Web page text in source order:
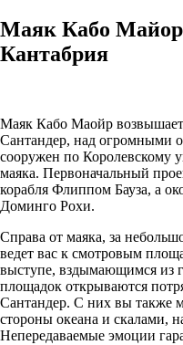
Маяк Кабо
Кантабрия
Маяк Кабо Маойр
Сантандер, над огромными
сооружен по Королевскому
маяка. Первоначальный
корабля Флиппом Бауза, а
Доминго Рохи.
Справа от маяка, за
ведет вас к смотровым
выступе, вздымающимся из
площадок открываются
Сантандер. С них вы также
стороны океана и скалами,
Непередаваемые эмоции